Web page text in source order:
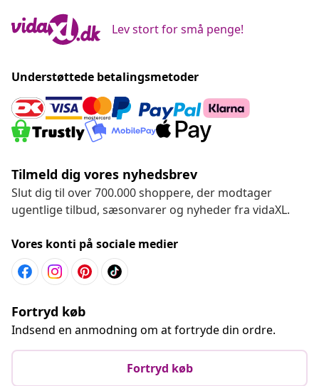
Lev stort for små penge!
Understøttede betalingsmetoder
Tilmeld dig vores nyhedsbrev
Slut dig til over 700.000 shoppere, der modtager
ugentlige tilbud, sæsonvarer og nyheder fra vidaXL.
Vores konti på sociale medier
Fortryd køb
Indsend en anmodning om at fortryde din ordre.
Fortryd køb